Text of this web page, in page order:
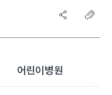
어린이병원